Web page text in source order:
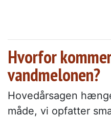
Hvorfor
vandmelonen?
Hovedårsagen
måde, vi opfatter